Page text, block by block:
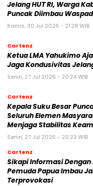
Jelang HUT RI, Warga
Puncak Diimbau
Kamis, 30 Jul 2026 - 21:28 WIB
Cartenz
Ketua LMA Yahukimo
Jaga Kondusivitas
Senin, 27 Jul 2026 - 20:24 WIB
Cartenz
Kepala Suku Besar
Seluruh Elemen
Menjaga Stabilitas
Senin, 27 Jul 2026 - 20:23 WIB
Cartenz
Sikapi Informasi Dengan
Pemuda Papua Imbau
Terprovokasi